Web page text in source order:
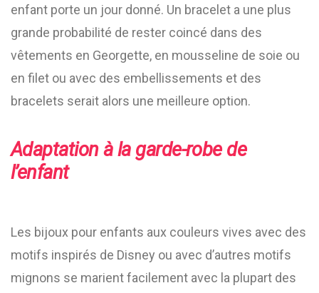
enfant porte un jour donné. Un bracelet a une plus
grande probabilité de rester coincé dans des
vêtements en Georgette, en mousseline de soie ou
en filet ou avec des embellissements et des
bracelets serait alors une meilleure option.
Adaptation à la garde-robe de
l’enfant
Les bijoux pour enfants aux couleurs vives avec des
motifs inspirés de Disney ou avec d’autres motifs
mignons se marient facilement avec la plupart des